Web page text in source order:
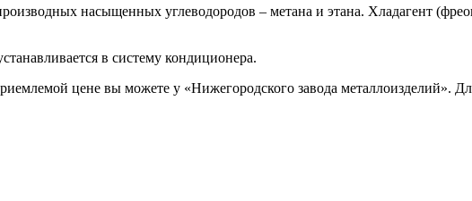
насыщенных углеводородов – метана и этана. Хладагент
в систему кондиционера.
цене вы можете у «Нижегородского завода металлоизделий». Для